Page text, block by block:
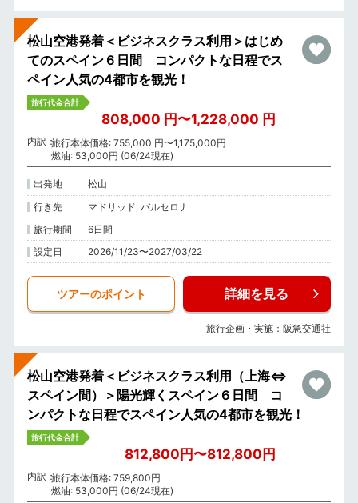
松山空港発着＜ビジネスクラス利用＞はじめ
てのスペイン６日間 コンパクトな日程でス
ペイン人気の4都市を観光！
旅行代金合計
808,000 円〜1,228,000 円
内訳 旅行本体価格: 755,000 円〜1,175,000円
燃油: 53,000円 (06/24現在)
出発地
松山
行き先
マドリッド, バルセロナ
旅行期間
6日間
設定日
2026/11/23〜2027/03/22
ツアーのポイント 詳細を見る
旅行企画・実施：阪急交通社
松山空港発着＜ビジネスクラス利用（上海⇔
スペイン間）＞陽光輝くスペイン６日間 コ
ンパクトな日程でスペイン人気の4都市を観光！
旅行代金合計
812,800円〜812,800円
内訳 旅行本体価格: 759,800円
燃油: 53,000円 (06/24現在)